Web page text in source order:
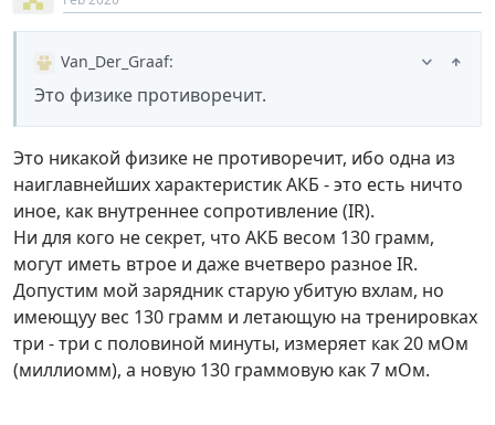
Van_Der_Graaf:
Это физике противоречит.
Это никакой физике не противоречит, ибо одна из
наиглавнейших характеристик АКБ - это есть ничто
иное, как внутреннее сопротивление (IR).
Ни для кого не секрет, что АКБ весом 130 грамм,
могут иметь втрое и даже вчетверо разное IR.
Допустим мой зарядник старую убитую вхлам, но
имеющуу вес 130 грамм и летающую на тренировках
три - три с половиной минуты, измеряет как 20 мОм
(миллиомм), а новую 130 граммовую как 7 мОм.